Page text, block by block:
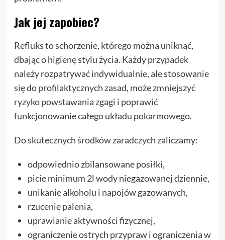
Jak jej zapobiec?
Refluks to schorzenie, którego można uniknąć,
dbając o higienę stylu życia. Każdy przypadek
należy rozpatrywać indywidualnie, ale stosowanie
się do profilaktycznych zasad, może zmniejszyć
ryzyko powstawania zgagi i poprawić
funkcjonowanie całego układu pokarmowego.
Do skutecznych środków zaradczych zaliczamy:
odpowiednio zbilansowane posiłki,
picie minimum 2l wody niegazowanej dziennie,
unikanie alkoholu i napojów gazowanych,
rzucenie palenia,
uprawianie aktywności fizycznej,
ograniczenie ostrych przypraw i ograniczenia w